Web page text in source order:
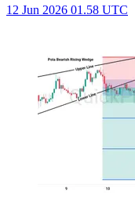
12 Jun 2026 01.58 UTC